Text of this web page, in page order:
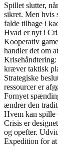
Spillet slutter,
sikret. Men hvis
falde tilbage i
Hvad er nyt i
Kooperativ
handler det om
kræver taktisk
Strategiske
ressourcer er
Fornyet
ændrer den
Hvem kan spille
Crisis er
og opefter.
Expedition for